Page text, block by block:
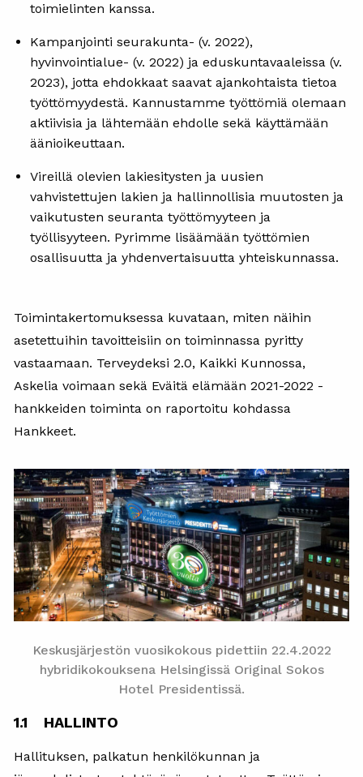
toimielinten kanssa.
Kampanjointi seurakunta- (v. 2022),
hyvinvointialue- (v. 2022) ja eduskuntavaaleissa (v.
2023), jotta ehdokkaat saavat ajankohtaista tietoa
työttömyydestä. Kannustamme työttömiä olemaan
aktiivisia ja lähtemään ehdolle sekä käyttämään
äänioikeuttaan.
Vireillä olevien lakiesitysten ja uusien
vahvistettujen lakien ja hallinnollisia muutosten ja
vaikutusten seuranta työttömyyteen ja
työllisyyteen. Pyrimme lisäämään työttömien
osallisuutta ja yhdenvertaisuutta yhteiskunnassa.
Toimintakertomuksessa kuvataan, miten näihin
asetettuihin tavoitteisiin on toiminnassa pyritty
vastaamaan. Terveydeksi 2.0, Kaikki Kunnossa,
Askelia voimaan sekä Eväitä elämään 2021-2022 -
hankkeiden toiminta on raportoitu kohdassa
Hankkeet.
Keskusjärjestön vuosikokous pidettiin 22.4.2022
hybridikokouksena Helsingissä Original Sokos
Hotel Presidentissä.
1.1 HALLINTO
Hallituksen, palkatun henkilökunnan ja